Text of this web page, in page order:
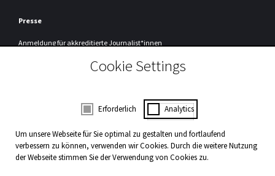
Presse
Anmeldungfür akkreditierte Journalist*innen
Zur Registrierung
WDR3 Kulturpartner
Cookie Settings
Consent Selection | Auswahl der
Erforderlich Analytics
Um unsere Webseite für Sie optimal zu gestalten und fortlaufend
verbessern zu können, verwenden wir Cookies. Durch die weitere Nutzung
der Webseite stimmen Sie der Verwendung von Cookies zu.